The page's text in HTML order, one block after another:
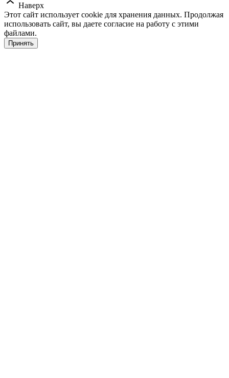
Наверх
Этот сайт использует cookie для хранения данных. Продолжая
использовать сайт, вы даете согласие на работу с этими
файлами.
Принять